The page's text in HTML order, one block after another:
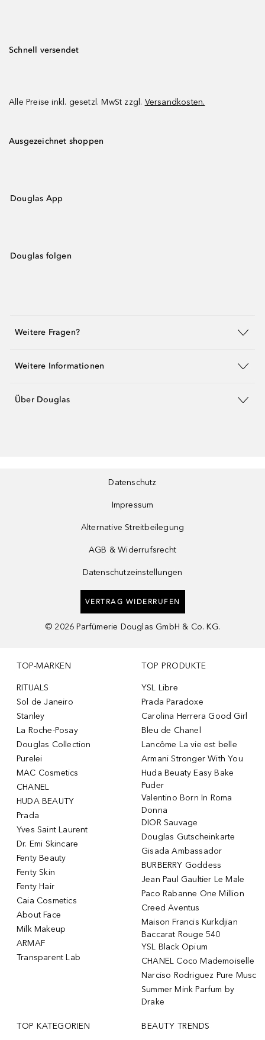
Schnell versendet
Alle Preise inkl. gesetzl. MwSt zzgl. Versandkosten.
Ausgezeichnet shoppen
Douglas App
Douglas folgen
Weitere Fragen?
Weitere Informationen
Über Douglas
Datenschutz
Impressum
Alternative Streitbeilegung
AGB & Widerrufsrecht
Datenschutzeinstellungen
VERTRAG WIDERRUFEN
© 2026 Parfümerie Douglas GmbH & Co. KG.
TOP-MARKEN
RITUALS
Sol de Janeiro
Stanley
La Roche-Posay
Douglas Collection
Purelei
MAC Cosmetics
CHANEL
HUDA BEAUTY
Prada
Yves Saint Laurent
Dr. Emi Skincare
Fenty Beauty
Fenty Skin
Fenty Hair
Caia Cosmetics
About Face
Milk Makeup
ARMAF
Transparent Lab
TOP PRODUKTE
YSL Libre
Prada Paradoxe
Carolina Herrera Good Girl
Bleu de Chanel
Lancôme La vie est belle
Armani Stronger With You
Huda Beuaty Easy Bake
Puder
Valentino Born In Roma
Donna
DIOR Sauvage
Douglas Gutscheinkarte
Gisada Ambassador
BURBERRY Goddess
Jean Paul Gaultier Le Male
Paco Rabanne One Million
Creed Aventus
Maison Francis Kurkdjian
Baccarat Rouge 540
YSL Black Opium
CHANEL Coco Mademoiselle
Narciso Rodriguez Pure Musc
Summer Mink Parfum by
Drake
TOP KATEGORIEN BEAUTY TRENDS